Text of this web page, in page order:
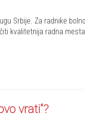
Srbije. Za radnike
kvalitetnija radna
vrati“?